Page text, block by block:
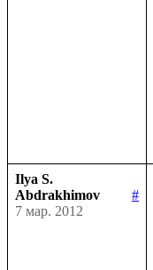
Ilya S.
Abdrakhimov
#
7 мар. 2012